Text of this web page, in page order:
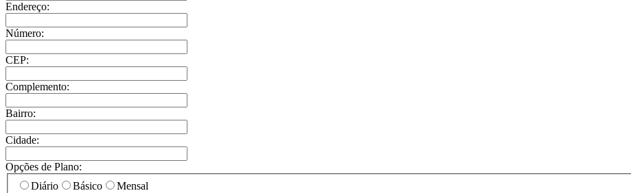
Endereço:
Número:
CEP:
Complemento:
Bairro:
Cidade:
Opções de Plano:
Diário
Básico
Mensal